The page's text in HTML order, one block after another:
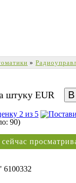
»
штуку EUR
90)
сейчас
6100332